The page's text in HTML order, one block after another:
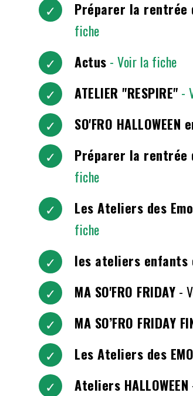
Préparer la rentrée
fiche
Actus - Voir la fiche
ATELIER "RESPIRE" -
SO'FRO HALLOWEEN
Préparer la rentrée
fiche
Les Ateliers des
fiche
les ateliers enfants
MA SO'FRO FRIDAY -
MA SO’FRO FRIDAY
Les Ateliers des
Ateliers HALLOWEEN